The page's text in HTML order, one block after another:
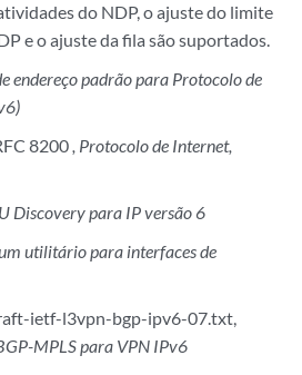
do NDP, o ajuste do limite
e o ajuste da fila são suportados.
endereço padrão para Protocolo de
8200, Protocolo de Internet,
Discovery para IP versão 6
utilitário para interfaces de
ietf-l3vpn-bgp-ipv6-07.txt,
MPLS para VPN IPv6